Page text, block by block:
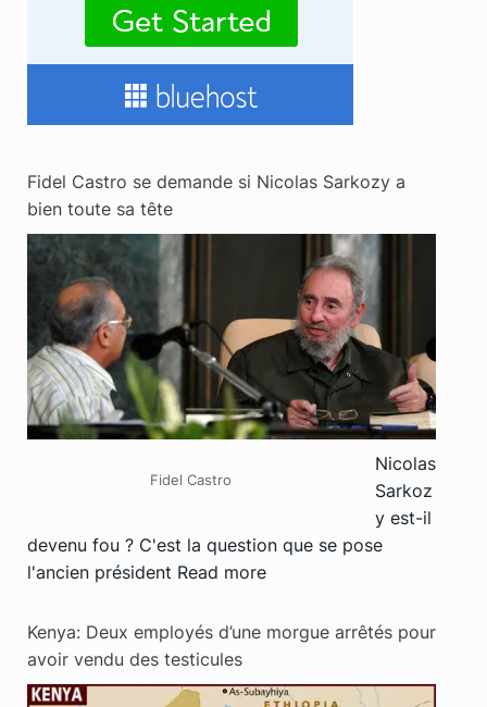
Fidel Castro se demande si Nicolas Sarkozy a
bien toute sa tête
Fidel Castro
Nicolas
Sarkoz
y est-il
devenu fou ? C'est la question que se pose
l'ancien président Read more
Kenya: Deux employés d’une morgue arrêtés pour
avoir vendu des testicules